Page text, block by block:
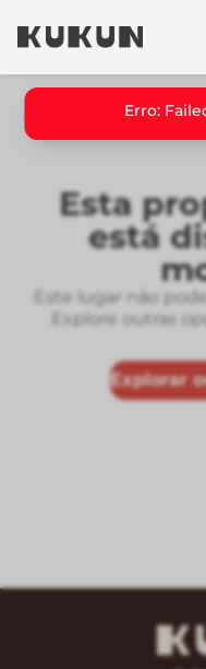
Esta
está
Este lugar não
Explore outras
Explorar
Erro: